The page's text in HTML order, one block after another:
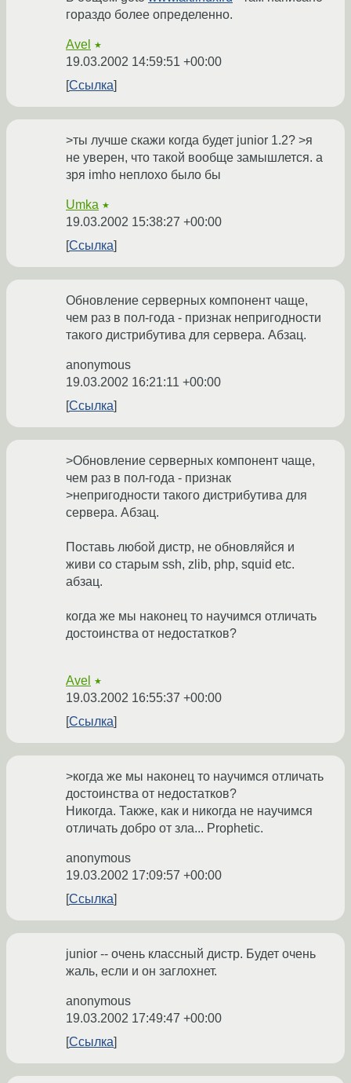
гораздо более определенно.
Avel ★
19.03.2002 14:59:51 +00:00
Ссылка
>ты лучше скажи когда будет junior 1.2? >я
не уверен, что такой вообще замышлется. а
зря imho неплохо было бы
Umka ★
19.03.2002 15:38:27 +00:00
Ссылка
Обновление серверных компонент чаще,
чем раз в пол-года - признак непригодности
такого дистрибутива для сервера. Абзац.
anonymous
19.03.2002 16:21:11 +00:00
Ссылка
>Обновление серверных компонент чаще,
чем раз в пол-года - признак
>непригодности такого дистрибутива для
сервера. Абзац.
Поставь любой дистр, не обновляйся и
живи со старым ssh, zlib, php, squid etc.
абзац.
когда же мы наконец то научимся отличать
достоинства от недостатков?
Avel ★
19.03.2002 16:55:37 +00:00
Ссылка
>когда же мы наконец то научимся отличать
достоинства от недостатков?
Никогда. Также, как и никогда не научимся
отличать добро от зла... Prophetic.
anonymous
19.03.2002 17:09:57 +00:00
Ссылка
junior -- очень классный дистр. Будет очень
жаль, если и он заглохнет.
anonymous
19.03.2002 17:49:47 +00:00
Ссылка